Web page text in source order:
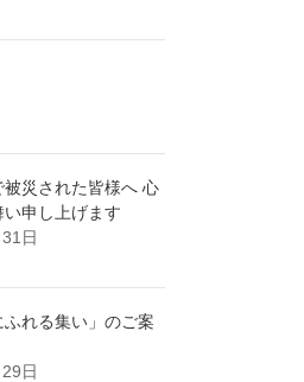
被災された皆様へ 心
い申し上げます
日
ふれる集い」のご案
日